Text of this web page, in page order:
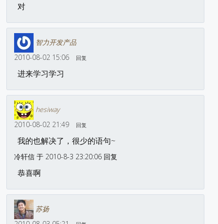
对
智力开发产品
2010-08-02 15:06
回复
进来学习学习
hesiway
2010-08-02 21:49
回复
我的也解决了，很少的语句~
冷轩信 于 2010-8-3 23:20:06 回复
恭喜啊
苏扬